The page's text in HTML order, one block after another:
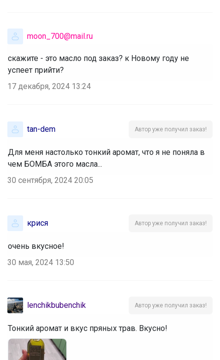
moon_700@mail.ru
скажите - это масло под заказ? к Новому году не
успеет прийти?
17 декабря, 2024 13:24
tan-dem Автор уже получил заказ!
Для меня настолько тонкий аромат, что я не поняла в
чем БОМБА этого масла...
30 сентября, 2024 20:05
крися Автор уже получил заказ!
очень вкусное!
30 мая, 2024 13:50
lenchikbubenchik Автор уже получил заказ!
Тонкий аромат и вкус пряных трав. Вкусно!